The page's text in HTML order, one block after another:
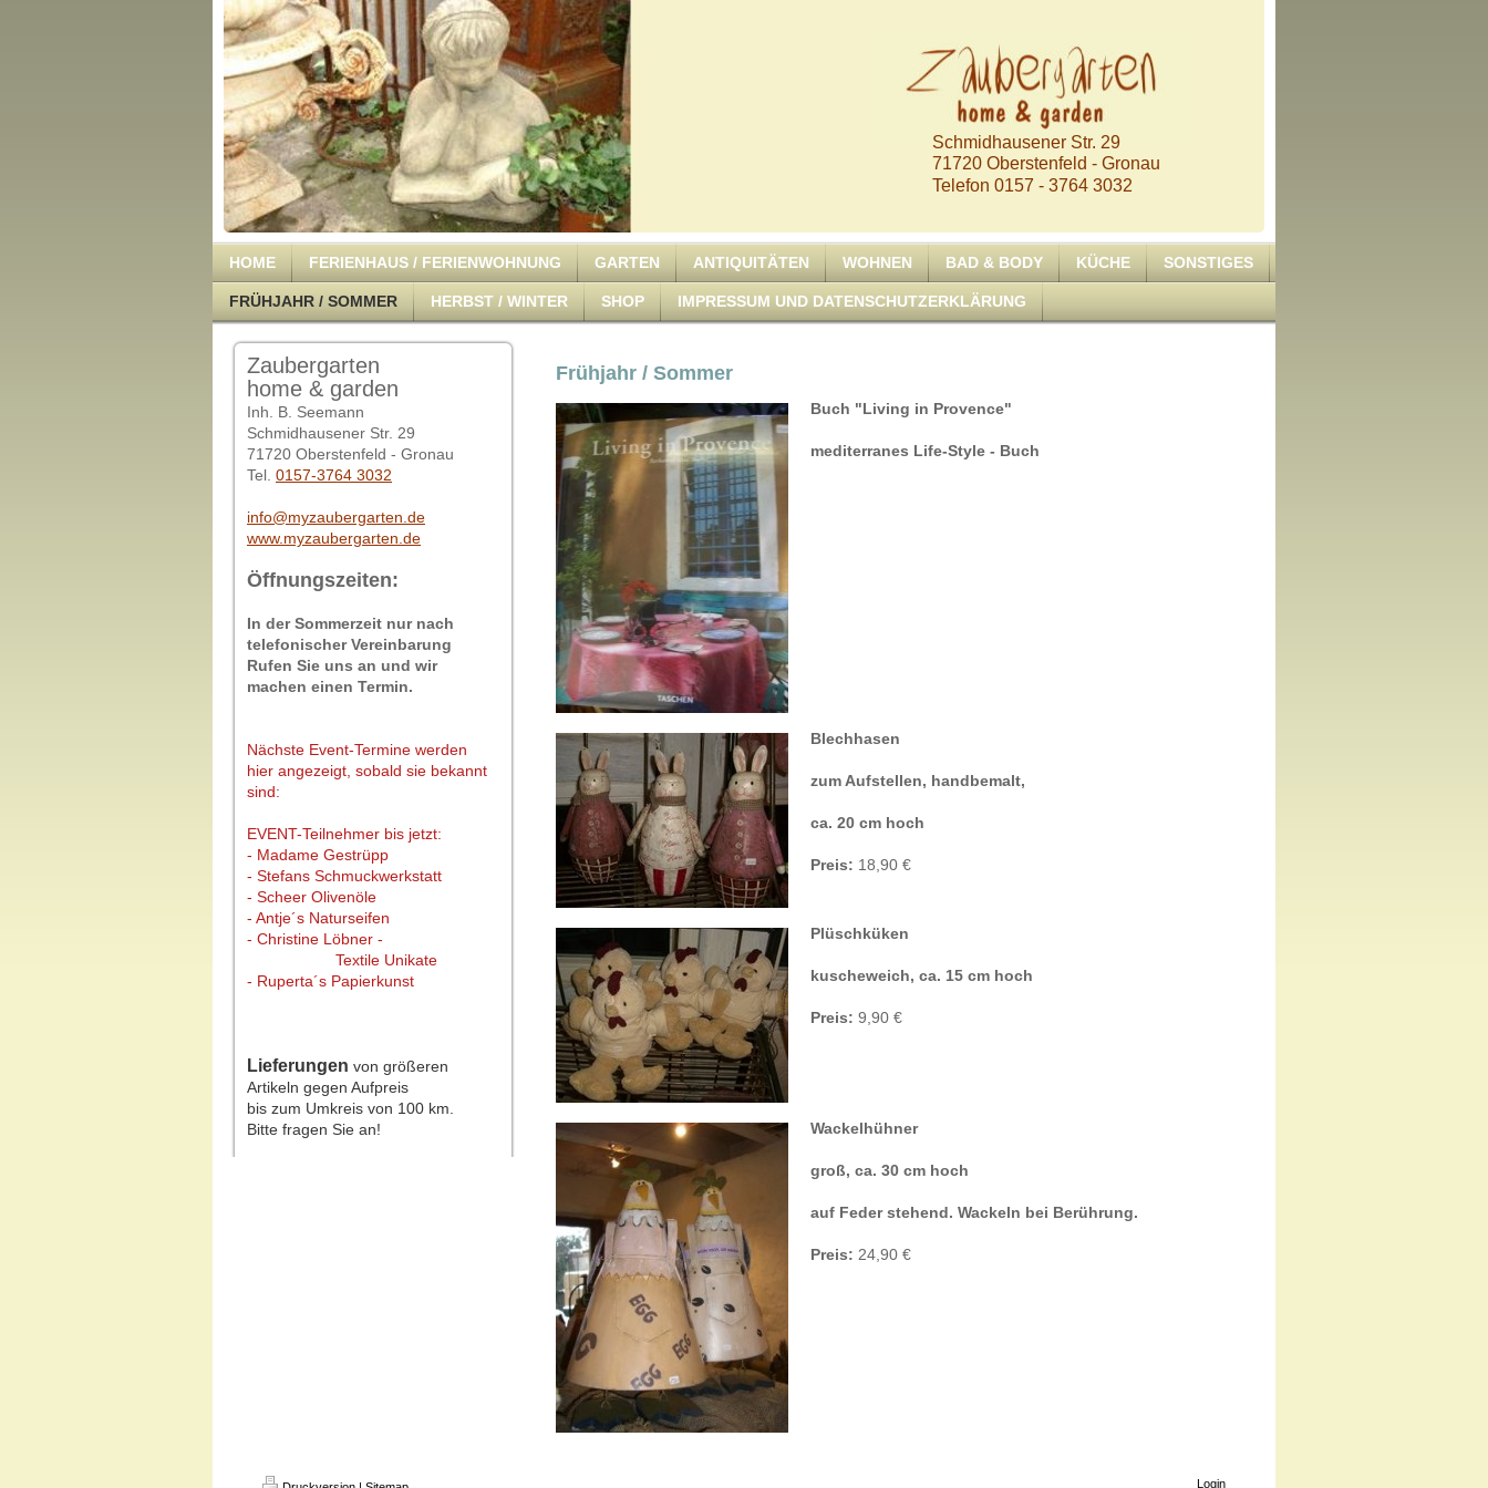
Schmidhausener Str. 29
71720 Oberstenfeld - Gronau
Telefon 0157 - 3764 3032
HOME FERIENHAUS / FERIENWOHNUNG GARTEN ANTIQUITÄTEN WOHNEN BAD & BODY KÜCHE SONSTIGES
FRÜHJAHR / SOMMER HERBST / WINTER SHOP IMPRESSUM UND DATENSCHUTZERKLÄRUNG
Zaubergarten
home & garden
Inh. B. Seemann
Schmidhausener Str. 29
71720 Oberstenfeld - Gronau
Tel. 0157-3764 3032
info@myzaubergarten.de
www.myzaubergarten.de
Öffnungszeiten:
In der Sommerzeit nur nach
telefonischer Vereinbarung
Rufen Sie uns an und wir
machen einen Termin.
Nächste Event-Termine werden
hier angezeigt, sobald sie bekannt
sind:
EVENT-Teilnehmer bis jetzt:
- Madame Gestrüpp
- Stefans Schmuckwerkstatt
- Scheer Olivenöle
- Antje´s Naturseifen
- Christine Löbner -
Textile Unikate
- Ruperta´s Papierkunst
Lieferungen von größeren
Artikeln gegen Aufpreis
bis zum Umkreis von 100 km.
Bitte fragen Sie an!
Frühjahr / Sommer
Buch "Living in Provence"
mediterranes Life-Style - Buch
Blechhasen
zum Aufstellen, handbemalt,
ca. 20 cm hoch
Preis: 18,90 €
Plüschküken
kuscheweich, ca. 15 cm hoch
Preis: 9,90 €
Wackelhühner
groß, ca. 30 cm hoch
auf Feder stehend. Wackeln bei Berührung.
Preis: 24,90 €
Login